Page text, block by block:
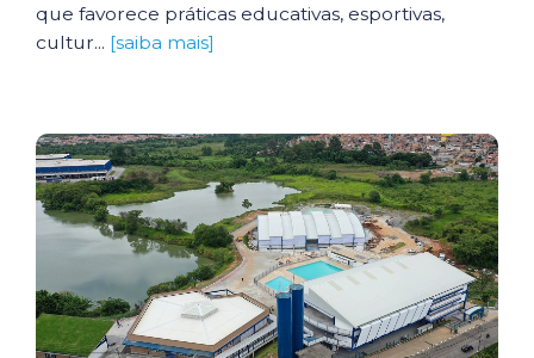
que favorece práticas educativas, esportivas,
cultur... [saiba mais]